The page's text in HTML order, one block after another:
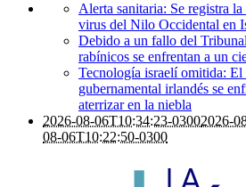
Alerta sanitaria: Se registra
virus del Nilo Occidental en
Debido a un fallo del
rabínicos se enfrentan a un
Tecnología israelí omitida: El
gubernamental irlandés se
aterrizar en la niebla
2026-08-06T10:34:23-03002026-
08-06T10:22:50-0300